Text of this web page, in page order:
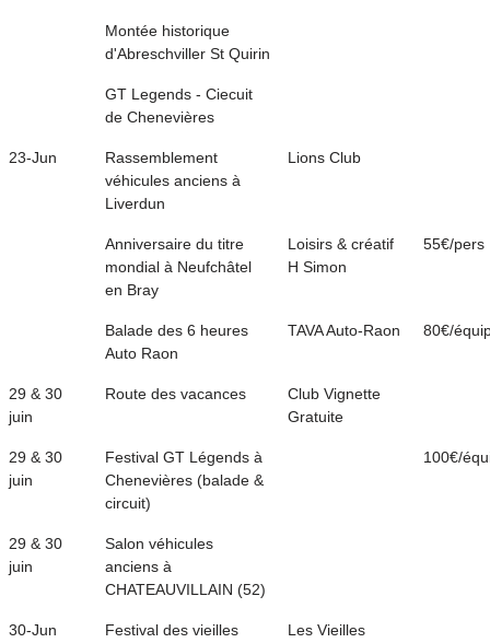
Montée historique
d'Abreschviller St Quirin
GT Legends - Ciecuit
de Chenevières
23-Jun
Rassemblement
véhicules anciens à
Liverdun
Lions Club
Anniversaire du titre
mondial à Neufchâtel
en Bray
Loisirs & créatif
H Simon
55€/pers
Balade des 6 heures
Auto Raon
TAVA Auto-Raon 80€/
29 & 30
juin
Route des vacances
Club Vignette
Gratuite
29 & 30
juin
Festival GT Légends à
Chenevières (balade &
circuit)
100€/
29 & 30
juin
Salon véhicules
anciens à
CHATEAUVILLAIN (52)
30-Jun
Festival des vieilles
Les Vieilles